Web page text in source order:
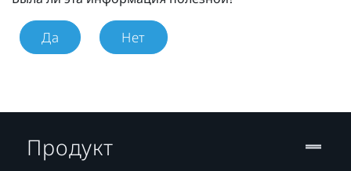
Да Нет
Продукт